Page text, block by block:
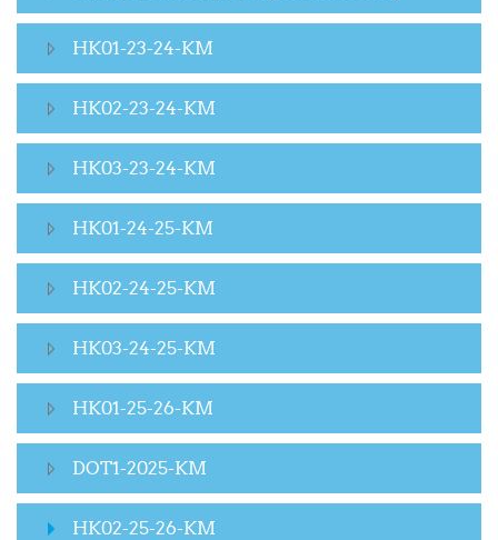
HK01-23-24-KM
HK02-23-24-KM
HK03-23-24-KM
HK01-24-25-KM
HK02-24-25-KM
HK03-24-25-KM
HK01-25-26-KM
DOT1-2025-KM
HK02-25-26-KM